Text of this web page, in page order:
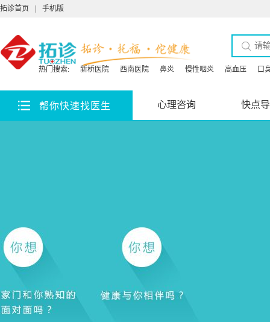
拓诊首页 手机版
热门搜索: 新桥医院 西南医院 鼻炎 慢性咽炎 高血压 口
帮你快速找医生 心理咨询 快点